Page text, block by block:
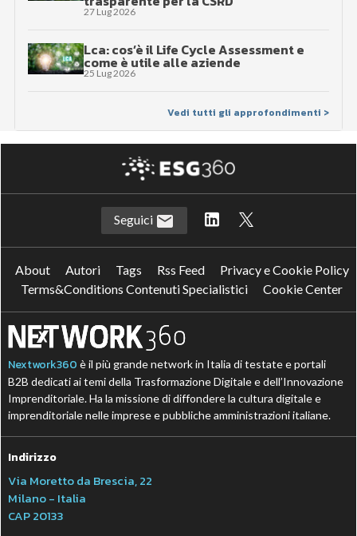
27 Lug 2026
Lca: cos’è il Life Cycle Assessment e
come è utile alle aziende
25 Lug 2026
Vedi tutti gli approfondimenti >
Seguici
About Autori Tags Rss Feed
Privacy e Cookie Policy
Terms&Conditions Contenuti Specialistici
Cookie Center
Nextwork360 è il più grande network in Italia di testate e portali
B2B dedicati ai temi della Trasformazione Digitale e dell’Innovazione
Imprenditoriale. Ha la missione di diffondere la cultura digitale e
imprenditoriale nelle imprese e pubbliche amministrazioni italiane.
Indirizzo
Via Moretto da Brescia, 22
Milano - Italia
CAP 20133